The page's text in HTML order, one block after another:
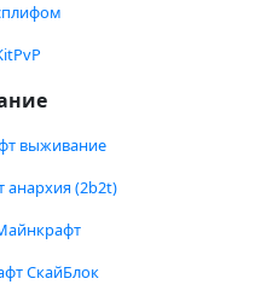
выживание
анархия (2b2t)
СкайБлок